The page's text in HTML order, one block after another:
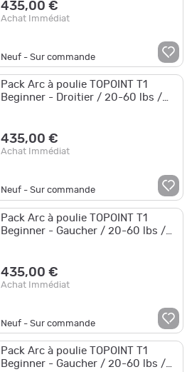
435,00 €
Achat Immédiat
Neuf - Sur commande
Pack Arc à poulie TOPOINT T1
Beginner - Droitier / 20-60 lbs /
435,00 €
Achat Immédiat
Neuf - Sur commande
Pack Arc à poulie TOPOINT T1
Beginner - Gaucher / 20-60 lbs /
435,00 €
Achat Immédiat
Neuf - Sur commande
Pack Arc à poulie TOPOINT T1
Beginner - Gaucher / 20-60 lbs /